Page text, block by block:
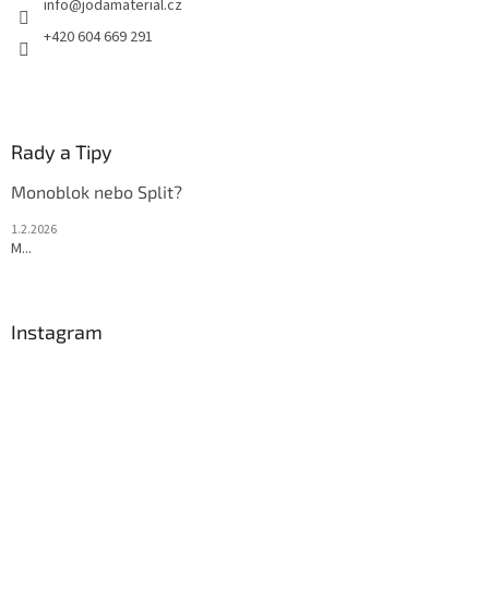
info@jodamaterial.cz
+420 604 669 291
Rady a Tipy
Monoblok nebo Split?
1.2.2026
M...
Instagram